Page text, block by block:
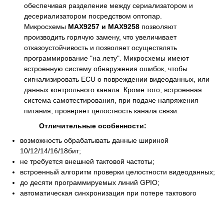
обеспечивая разделение между сериализатором и
десериализатором посредством оптопар.
Микросхемы MAX9257 и MAX9258 позволяют
производить горячую замену, что увеличивает
отказоустойчивость и позволяет осуществлять
программирование "на лету". Микросхемы имеют
встроенную систему обнаружения ошибок, чтобы
сигнализировать ECU о повреждении видеоданных, или
данных контрольного канала. Кроме того, встроенная
система самотестирования, при подаче напряжения
питания, проверяет целостность канала связи.
Отличительные особенности:
возможность обрабатывать данные шириной
10/12/14/16/18бит;
не требуется внешней тактовой частоты;
встроенный алгоритм проверки целостности видеоданных;
до десяти программируемых линий GPIO;
автоматическая синхронизация при потере тактового